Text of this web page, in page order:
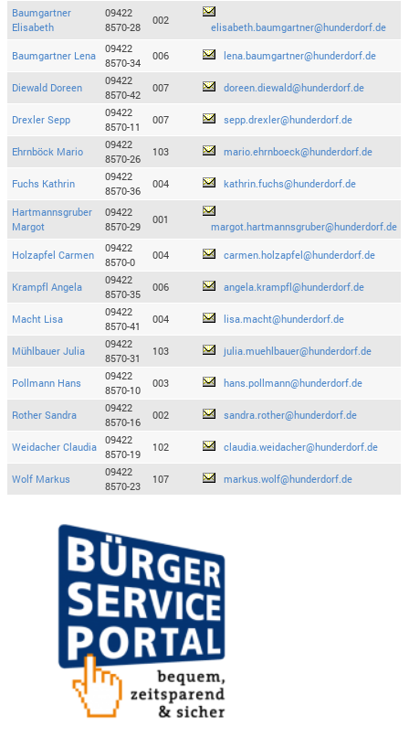
Baumgartner
Elisabeth
09422
8570-28
002
elisabeth.baumgartner@hunderdorf.de
Baumgartner Lena
09422
8570-34
006 lena.baumgartner@hunderdorf.de
Diewald Doreen
09422
8570-42
007 doreen.diewald@hunderdorf.de
Drexler Sepp
09422
8570-11
007 sepp.drexler@hunderdorf.de
Ehrnböck Mario
09422
8570-26
103 mario.ehrnboeck@hunderdorf.de
Fuchs Kathrin
09422
8570-36
004 kathrin.fuchs@hunderdorf.de
Hartmannsgruber
Margot
09422
8570-29
001
margot.hartmannsgruber@hunderdorf.de
Holzapfel Carmen
09422
8570-0
004 carmen.holzapfel@hunderdorf.de
Krampfl Angela
09422
8570-35
006 angela.krampfl@hunderdorf.de
Macht Lisa
09422
8570-41
004 lisa.macht@hunderdorf.de
Mühlbauer Julia
09422
8570-31
103 julia.muehlbauer@hunderdorf.de
Pollmann Hans
09422
8570-10
003 hans.pollmann@hunderdorf.de
Rother Sandra
09422
8570-16
002 sandra.rother@hunderdorf.de
Weidacher Claudia
09422
8570-19
102 claudia.weidacher@hunderdorf.de
Wolf Markus
09422
8570-23
107 markus.wolf@hunderdorf.de